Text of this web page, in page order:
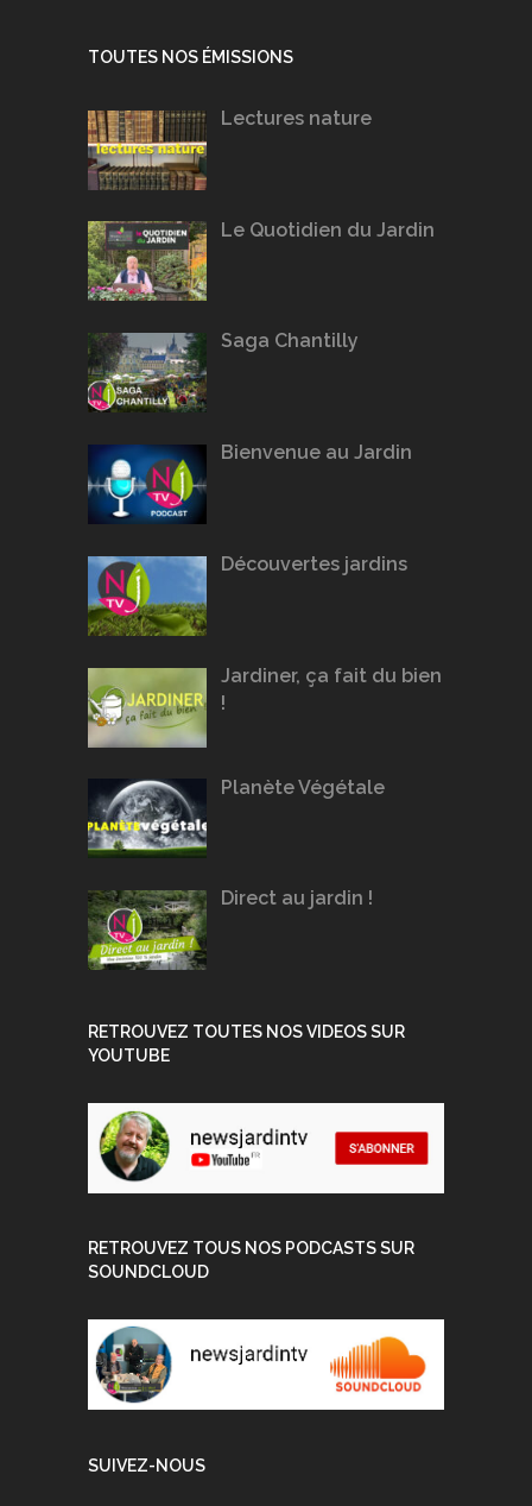
TOUTES NOS ÉMISSIONS
Lectures nature
Le Quotidien du Jardin
Saga Chantilly
Bienvenue au Jardin
Découvertes jardins
Jardiner, ça fait du bien
!
Planète Végétale
Direct au jardin !
RETROUVEZ TOUTES NOS VIDEOS SUR
YOUTUBE
RETROUVEZ TOUS NOS PODCASTS SUR
SOUNDCLOUD
SUIVEZ-NOUS